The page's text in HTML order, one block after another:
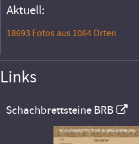
Aktuell:
18693 Fotos aus 1064 Orten
Links
Schachbrettsteine BRB